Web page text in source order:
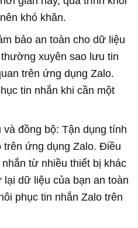
khó khăn.
bảo an toàn cho dữ liệu
xuyên sao lưu tin
trên ứng dụng Zalo.
tin nhắn khi cần một
đồng bộ: Tận dụng tính
trên ứng dụng Zalo. Điều
từ nhiều thiết bị khác
dữ liệu của bạn an toàn
phục tin nhắn Zalo trên